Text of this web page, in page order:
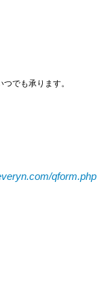
でも承ります。
qform.php